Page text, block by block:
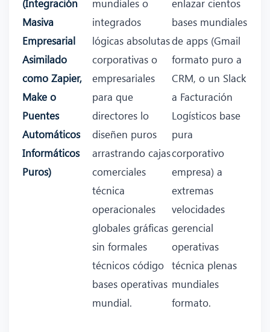
(Integración
Masiva
Empresarial
Asimilado
como Zapier,
Make o
Puentes
Automáticos
Informáticos
Puros)
mundiales o
integrados
lógicas absolutas
corporativas o
empresariales
para que
directores lo
diseñen puros
arrastrando cajas
comerciales
técnica
operacionales
globales gráficas
sin formales
técnicos código
bases operativas
mundial.
enlazar cientos
bases mundiales
de apps (Gmail
formato puro a
CRM, o un Slack
a Facturación
Logísticos base
pura
corporativo
empresa) a
extremas
velocidades
gerencial
operativas
técnica plenas
mundiales
formato.